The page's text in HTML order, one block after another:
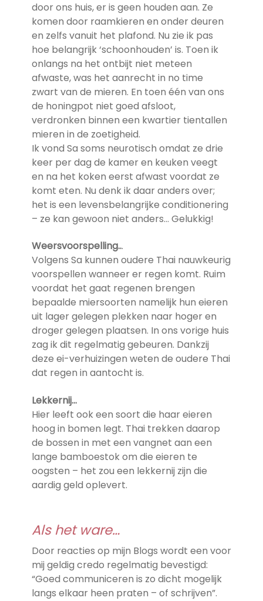
door ons huis, er is geen houden aan. Ze
komen door raamkieren en onder deuren
en zelfs vanuit het plafond. Nu zie ik pas
hoe belangrijk ‘schoonhouden’ is. Toen ik
onlangs na het ontbijt niet meteen
afwaste, was het aanrecht in no time
zwart van de mieren. En toen één van ons
de honingpot niet goed afsloot,
verdronken binnen een kwartier tientallen
mieren in de zoetigheid.
Ik vond Sa soms neurotisch omdat ze drie
keer per dag de kamer en keuken veegt
en na het koken eerst afwast voordat ze
komt eten. Nu denk ik daar anders over;
het is een levensbelangrijke conditionering
– ze kan gewoon niet anders… Gelukkig!
Weersvoorspelling...
Volgens Sa kunnen oudere Thai nauwkeurig
voorspellen wanneer er regen komt. Ruim
voordat het gaat regenen brengen
bepaalde miersoorten namelijk hun eieren
uit lager gelegen plekken naar hoger en
droger gelegen plaatsen. In ons vorige huis
zag ik dit regelmatig gebeuren. Dankzij
deze ei-verhuizingen weten de oudere Thai
dat regen in aantocht is.
Lekkernij…
Hier leeft ook een soort die haar eieren
hoog in bomen legt. Thai trekken daarop
de bossen in met een vangnet aan een
lange bamboestok om die eieren te
oogsten – het zou een lekkernij zijn die
aardig geld oplevert.
Als het ware…
Door reacties op mijn Blogs wordt een voor
mij geldig credo regelmatig bevestigd:
“Goed communiceren is zo dicht mogelijk
langs elkaar heen praten – of schrijven”.